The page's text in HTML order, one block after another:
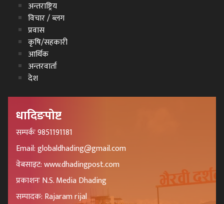
अन्तराष्ट्रिय
विचार / ब्लग
प्रवास
कृषि/सहकारी
आर्थिक
अन्तरवार्ता
देश
धादिङपोष्ट
सम्पर्कः 9851191181
Email: globaldhading@gmail.com
वेबसाइट: www.dhadingpost.com
प्रकाशनः N.S. Media Dhading
सम्पादक: Rajaram rijal